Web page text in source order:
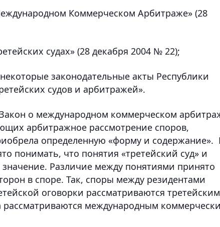
Коммерческом Арбитраже» (28
судах» (28 декабря 2004 № 22);
законодательные акты Республики
судов и арбитражей».
о международном коммерческом
арбитражное рассмотрение споров,
определенную «форму и содержание».
понимать, что понятия «третейский суд» и
Различие между понятиями принято
в споре. Так, споры между резидентами
оговорки рассматриваются третейским
рассматриваются международным